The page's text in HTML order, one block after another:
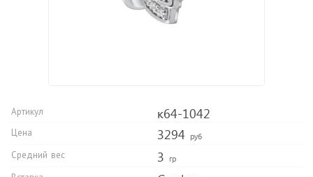
Артикул к64-1042
Цена 3294 руб
Средний вес 3 гр